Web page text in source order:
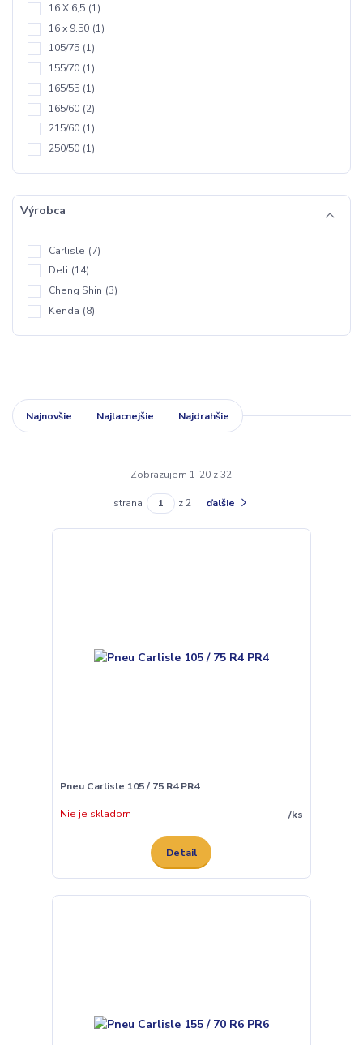
16 X 6,5 (1)
16 x 9.50 (1)
105/75 (1)
155/70 (1)
165/55 (1)
165/60 (2)
215/60 (1)
250/50 (1)
Výrobca
Carlisle (7)
Deli (14)
Cheng Shin (3)
Kenda (8)
Najnovšie Najlacnejšie Najdrahšie
Zobrazujem 1-20 z 32
strana z 2 ďalšie
Pneu Carlisle 105 / 75 R4 PR4
/ks
Nie je skladom
Detail